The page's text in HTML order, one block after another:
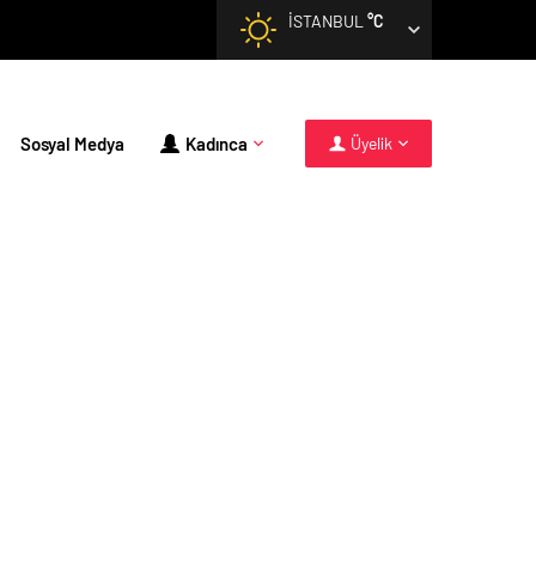
İSTANBUL °C
Sosyal Medya Kadınca Üyelik